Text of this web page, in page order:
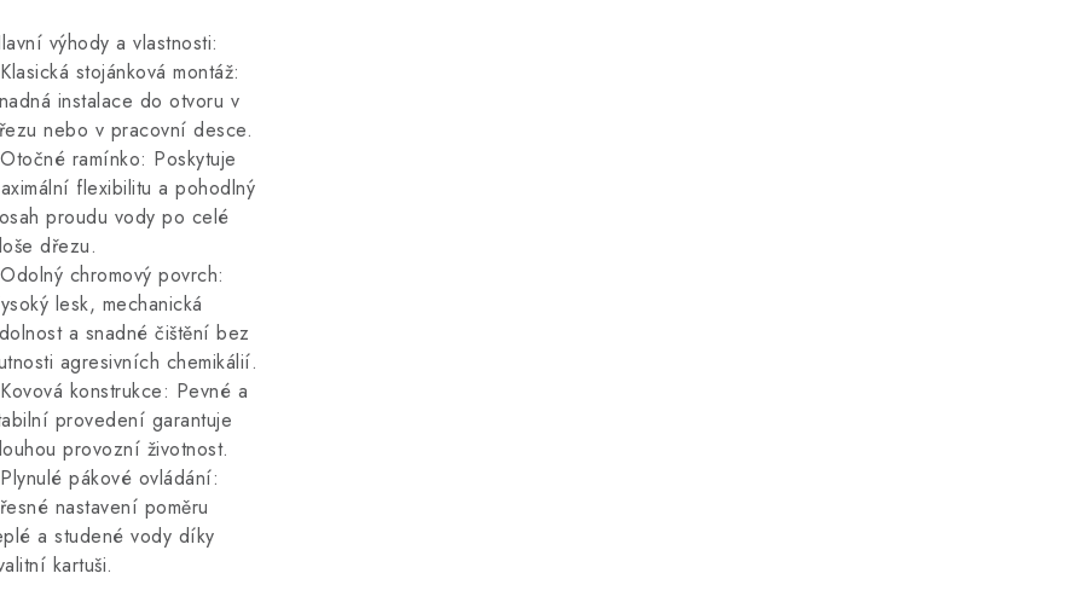
výhody a vlastnosti:
stojánková montáž:
instalace do otvoru v
nebo v pracovní desce.
Otočné ramínko: Poskytuje
flexibilitu a pohodlný
proudu vody po celé
dřezu.
Odolný chromový povrch:
lesk, mechanická
a snadné čištění bez
agresivních chemikálií.
Kovová konstrukce: Pevné a
provedení garantuje
provozní životnost.
Plynulé pákové ovládání:
nastavení poměru
a studené vody díky
kartuši.